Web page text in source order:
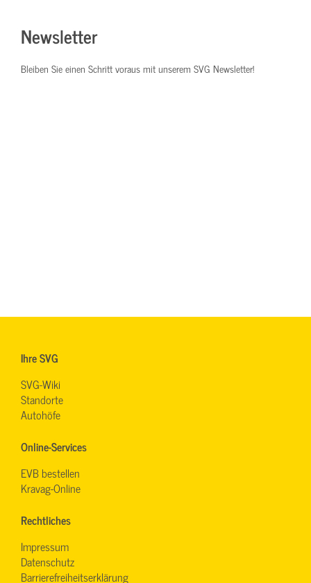
Newsletter
Bleiben Sie einen Schritt voraus mit unserem SVG Newsletter!
Ihre SVG
SVG-Wiki
Standorte
Autohöfe
Online-Services
EVB bestellen
Kravag-Online
Rechtliches
Impressum
Datenschutz
Barrierefreiheitserklärung